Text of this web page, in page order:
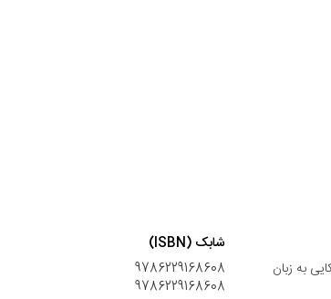
به زبان
شابک (ISBN)
9786229168608
9786229168608